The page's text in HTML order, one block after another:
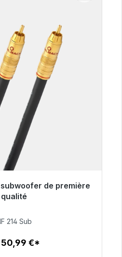
de première
qualitédélai de livraison 48h*
€
214 Sub
50,99 €*